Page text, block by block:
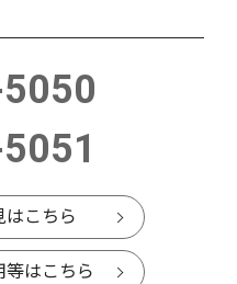
はこちら
等はこちら